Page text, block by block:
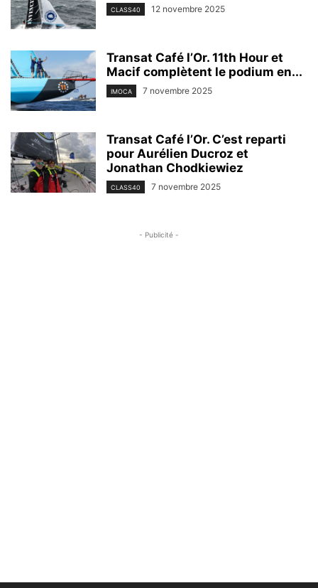
CLASS40 12 novembre 2025
Transat Café l’Or. 11th Hour et
Macif complètent le podium en...
IMOCA 7 novembre 2025
Transat Café l’Or. C’est reparti
pour Aurélien Ducroz et
Jonathan Chodkiewiez
CLASS40 7 novembre 2025
- Publicité -